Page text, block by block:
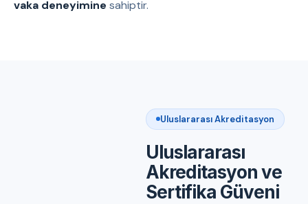
vaka deneyimine sahiptir.
Uluslararası Akreditasyon
Uluslararası
Akreditasyon ve
Sertifika Güveni